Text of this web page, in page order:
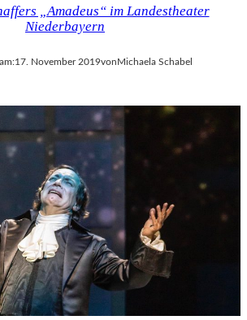
„Amadeus“ im Landestheater
Niederbayern
17. November 2019vonMichaela Schabel